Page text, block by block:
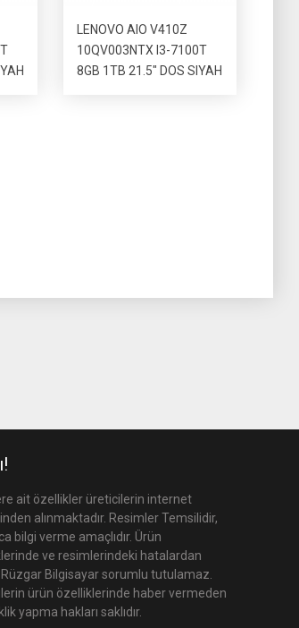
LENOVO AIO V410Z
10QV003NTX I3-7100T
8GB 1TB 21.5″ DOS SIYAH
ait özellikler üreticilerin internet
alınmaktadır. Resimler Temsilidir,
bilgi verme amaçlıdır. Ürün
ve resimlerindeki hatalardan
Rüzgar Bilgisayar sorumlu tutulamaz.
ürün özelliklerinde haber vermeden
yapma hakları saklıdır.